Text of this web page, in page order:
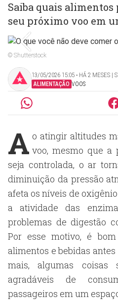
Saiba quais
seu próximo voo em
© Shutterstock
13/05/2026 15:05 ‧ HÁ 2 MESES |
ALIMENTAÇÃO VOOS
A o atingir altitudes
voo, mesmo que a
seja controlada, o ar
diminuição da pressão
afeta os níveis de
a atividade das
problemas de digestão
Por esse motivo, é
alimentos e bebidas
mais, algumas coisas
agradáveis de
passageiros em um